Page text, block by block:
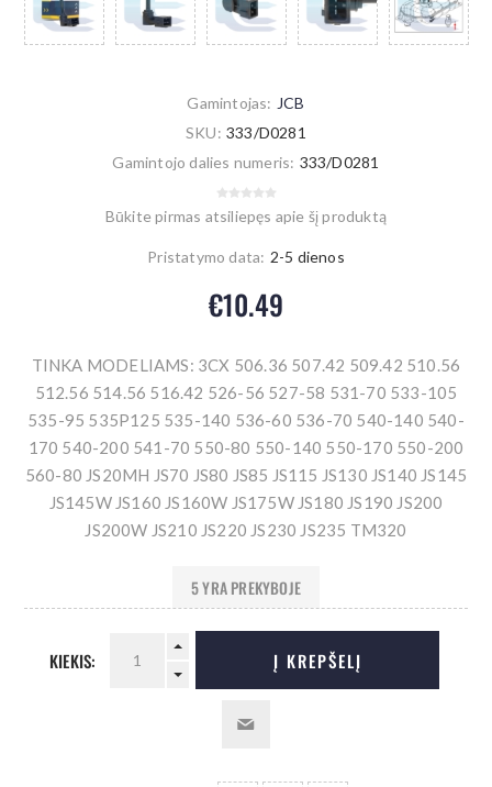
Gamintojas: JCB
SKU: 333/D0281
Gamintojo dalies numeris: 333/D0281
Būkite pirmas atsiliepęs apie šį produktą
Pristatymo data: 2-5 dienos
€10.49
TINKA MODELIAMS: 3CX 506.36 507.42 509.42 510.56
512.56 514.56 516.42 526-56 527-58 531-70 533-105
535-95 535P125 535-140 536-60 536-70 540-140 540-
170 540-200 541-70 550-80 550-140 550-170 550-200
560-80 JS20MH JS70 JS80 JS85 JS115 JS130 JS140 JS145
JS145W JS160 JS160W JS175W JS180 JS190 JS200
JS200W JS210 JS220 JS230 JS235 TM320
5 YRA PREKYBOJE
KIEKIS: Į KREPŠELĮ